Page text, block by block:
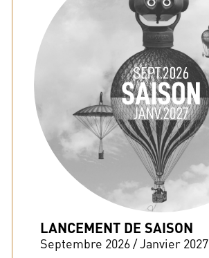
LANCEMENT DE SAISON
Septembre 2026 / Janvier 2027